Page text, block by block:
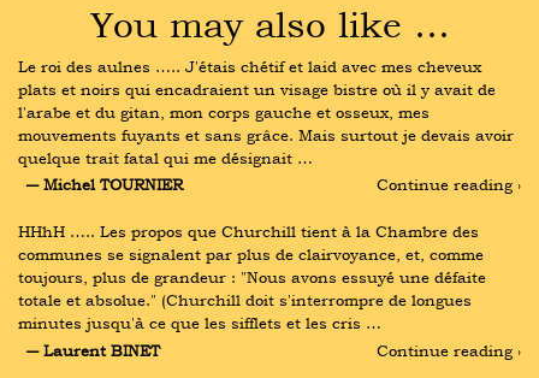
You may also like …
Le roi des aulnes ….. J'étais chétif et laid avec mes cheveux
plats et noirs qui encadraient un visage bistre où il y avait de
l'arabe et du gitan, mon corps gauche et osseux, mes
mouvements fuyants et sans grâce. Mais surtout je devais avoir
quelque trait fatal qui me désignait …
― Michel TOURNIER
Continue reading ›
HHhH ….. Les propos que Churchill tient à la Chambre des
communes se signalent par plus de clairvoyance, et, comme
toujours, plus de grandeur : "Nous avons essuyé une défaite
totale et absolue." (Churchill doit s'interrompre de longues
minutes jusqu'à ce que les sifflets et les cris …
― Laurent BINET
Continue reading ›